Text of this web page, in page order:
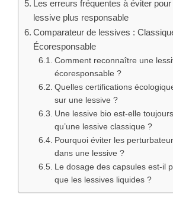
Les erreurs fréquentes à éviter
lessive plus responsable
Comparateur de lessives :
Écoresponsable
Comment reconnaître une
écoresponsable ?
Quelles certifications
sur une lessive ?
Une lessive bio est-elle
qu’une lessive classique ?
Pourquoi éviter les
dans une lessive ?
Le dosage des capsules est-il
que les lessives liquides ?